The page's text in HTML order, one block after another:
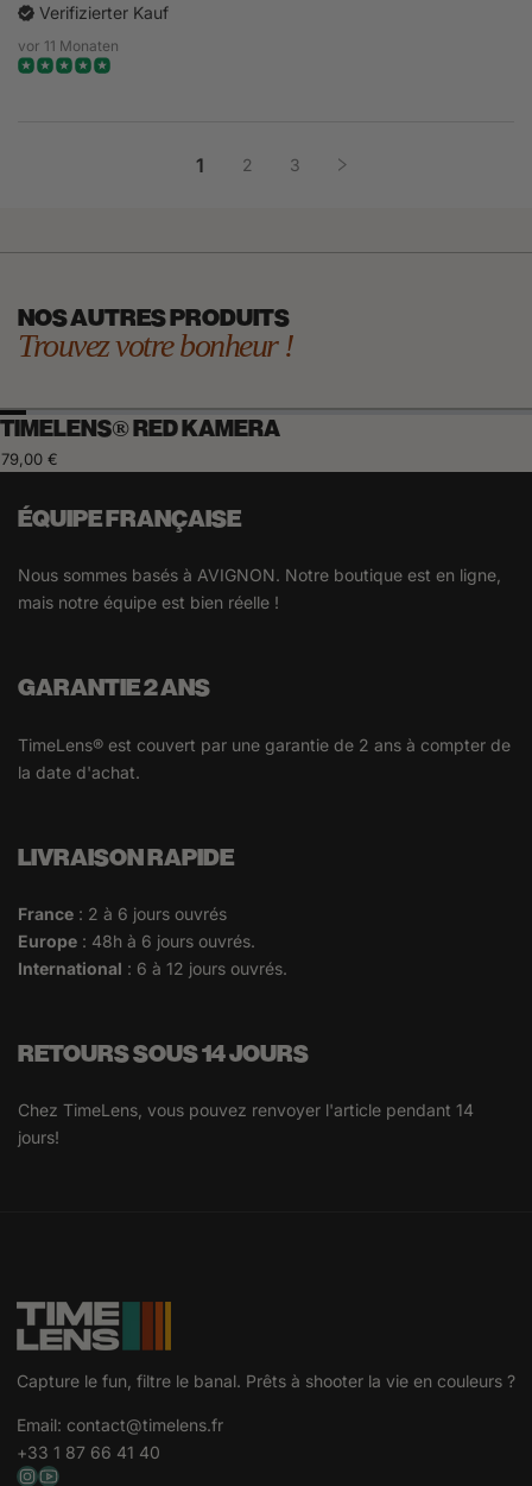
Verifizierter Kauf
vor 11 Monaten
1 2 3
NOS AUTRES PRODUITS
Trouvez votre bonheur !
TIMELENS® RED KAMERA
79,00 €
ÉQUIPE FRANÇAISE
Nous sommes basés à AVIGNON. Notre boutique est en ligne,
mais notre équipe est bien réelle !
GARANTIE 2 ANS
TimeLens® est couvert par une garantie de 2 ans à compter de
la date d'achat.
LIVRAISON RAPIDE
France : 2 à 6 jours ouvrés
Europe : 48h à 6 jours ouvrés.
International : 6 à 12 jours ouvrés.
RETOURS SOUS 14 JOURS
Chez TimeLens, vous pouvez renvoyer l'article pendant 14
jours!
Capture le fun, filtre le banal. Prêts à shooter la vie en couleurs ?
Email: contact@timelens.fr
+33 1 87 66 41 40